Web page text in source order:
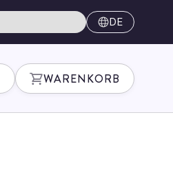
DE
WARENKORB